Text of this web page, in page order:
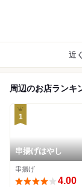
近
周辺のお店ランキ
1
串揚げはやし
串揚げ
4.00